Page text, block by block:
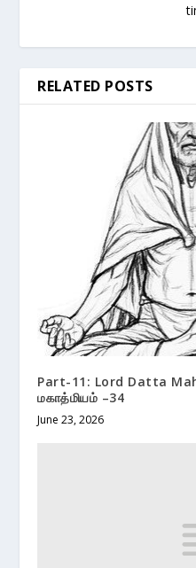
RELATED POSTS
Part-11: Lord Datta
மகாத்மியம் –34
June 23, 2026